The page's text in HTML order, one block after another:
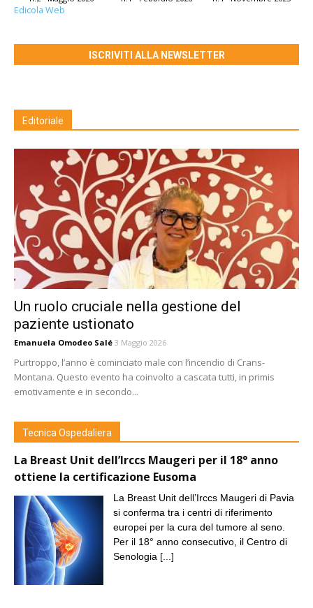
Edicola Web
ISCRIVITI ALLA NEWSLETTER
Editoriale
Un ruolo cruciale nella gestione del
paziente ustionato
Emanuela Omodeo Salé 3 Maggio 2026
Purtroppo, l’anno è cominciato male con l’incendio di Crans-
Montana. Questo evento ha coinvolto a cascata tutti, in primis
emotivamente e in secondo...
Tecnica Ospedaliera
La Breast Unit dell’Irccs Maugeri per il 18° anno
ottiene la certificazione Eusoma
La Breast Unit dell’Irccs Maugeri di Pavia
si conferma tra i centri di riferimento
europei per la cura del tumore al seno.
Per il 18° anno consecutivo, il Centro di
Senologia [...]